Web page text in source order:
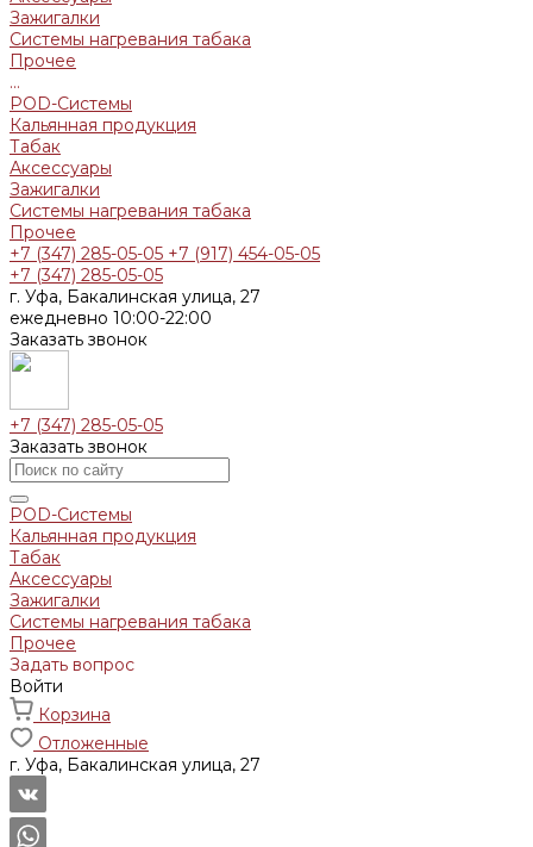
Зажигалки
Системы нагревания табака
Прочее
...
POD-Системы
Кальянная продукция
Табак
Аксессуары
Зажигалки
Системы нагревания табака
Прочее
+7 (347) 285-05-05 +7 (917) 454-05-05
+7 (347) 285-05-05
г. Уфа, Бакалинская улица, 27
ежедневно 10:00-22:00
Заказать звонок
+7 (347) 285-05-05
Заказать звонок
POD-Системы
Кальянная продукция
Табак
Аксессуары
Зажигалки
Системы нагревания табака
Прочее
Задать вопрос
Войти
Корзина
Отложенные
г. Уфа, Бакалинская улица, 27